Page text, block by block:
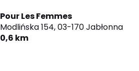
Pour Les Femmes
Modlińska 154,03-170 Jabłonna
0,6 km